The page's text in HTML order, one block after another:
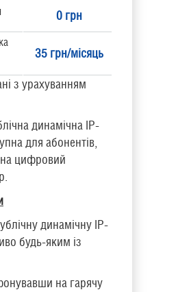
0 грн
35 грн/місяць
з урахуванням
динамічна IP-
для абонентів,
цифровий
динамічну IP-
будь-яким із
на гарячу